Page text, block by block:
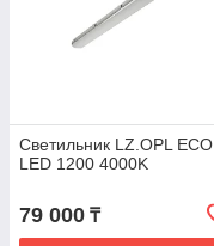
Светильник LZ.OPL ECO
LED 1200 4000K
79 000 ₸